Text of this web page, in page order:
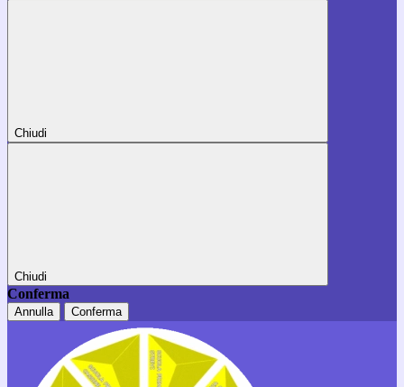
Chiudi
Chiudi
Conferma
Annulla Conferma